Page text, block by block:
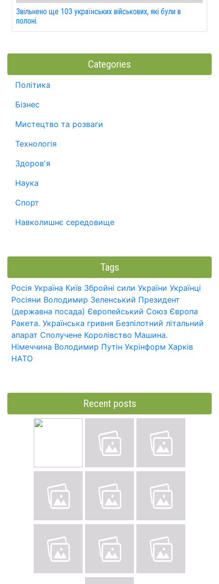
Звільнено ще 103 українських військових, які були в
полоні.
Categories
Політика
Бізнес
Мистецтво та розваги
Технологія
Здоров'я
Наука
Спорт
Навколишнє середовище
Tags
Росія Україна Київ Збройні сили України Українці
Росіяни Володимир Зеленський Президент
(державна посада) Європейський Союз Європа
Ракета. Українська гривня Безпілотний літальний
апарат Сполучене Королівство Машина.
Німеччина Володимир Путін Укрінформ Харків
НАТО
Recent posts